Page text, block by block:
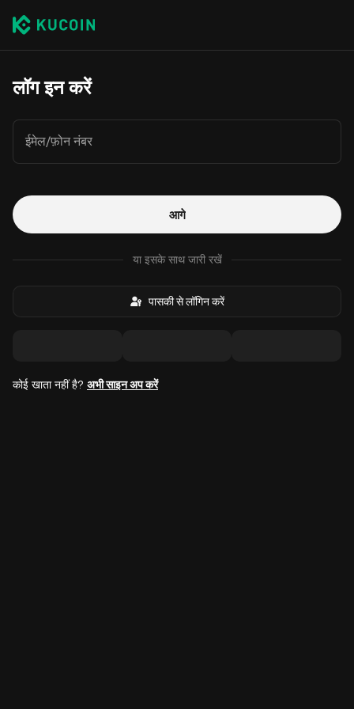
लॉग इन करें
ईमेल/फ़ोन नंबर
आगे
या इसके साथ जारी रखें
पासकी से लॉगिन करें
कोई खाता नहीं है? अभी साइन अप करें